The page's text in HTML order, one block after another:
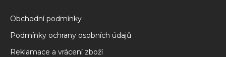
Obchodní podmínky
Podmínky ochrany osobních údajů
Reklamace a vrácení zboží